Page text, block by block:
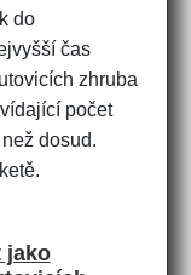
do
čas
zhruba
počet
dosud.
jako